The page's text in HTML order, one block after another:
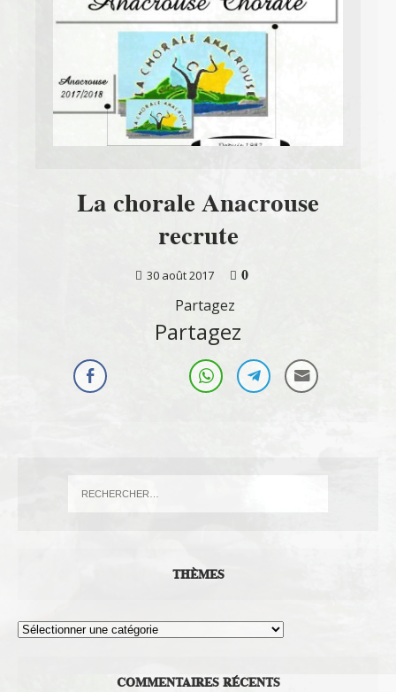
La chorale Anacrouse
recrute
30 août 2017
0
Partagez
Partagez
THÈMES
Thèmes
COMMENTAIRES RÉCENTS